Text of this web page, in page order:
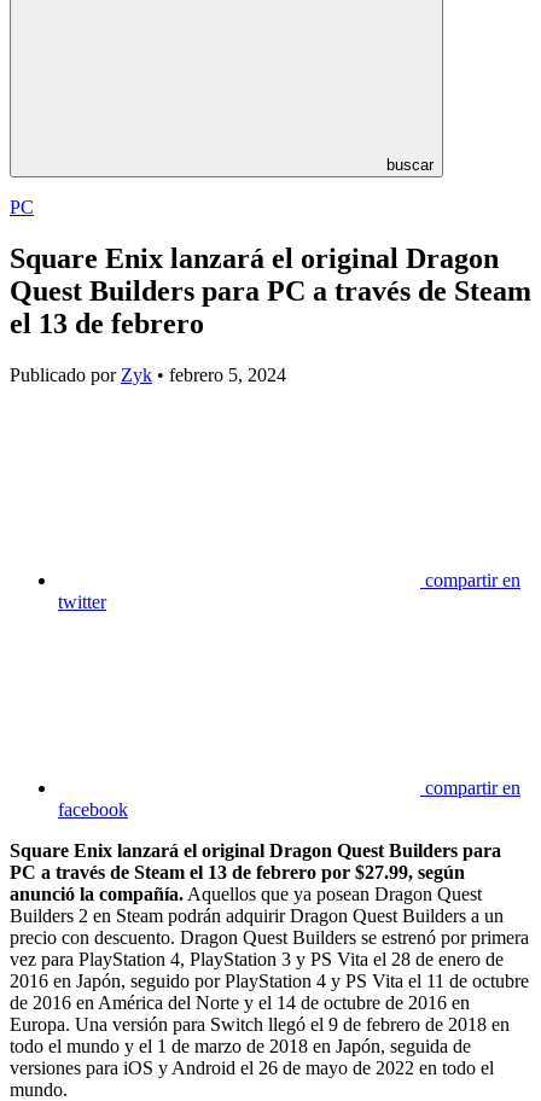
buscar
PC
Square Enix lanzará el original Dragon
Quest Builders para PC a través de Steam
el 13 de febrero
Publicado por Zyk • febrero 5, 2024
compartir en
twitter
compartir en
facebook
Square Enix lanzará el original Dragon Quest Builders para
PC a través de Steam el 13 de febrero por $27.99, según
anunció la compañía. Aquellos que ya posean Dragon Quest
Builders 2 en Steam podrán adquirir Dragon Quest Builders a un
precio con descuento. Dragon Quest Builders se estrenó por primera
vez para PlayStation 4, PlayStation 3 y PS Vita el 28 de enero de
2016 en Japón, seguido por PlayStation 4 y PS Vita el 11 de octubre
de 2016 en América del Norte y el 14 de octubre de 2016 en
Europa. Una versión para Switch llegó el 9 de febrero de 2018 en
todo el mundo y el 1 de marzo de 2018 en Japón, seguida de
versiones para iOS y Android el 26 de mayo de 2022 en todo el
mundo.